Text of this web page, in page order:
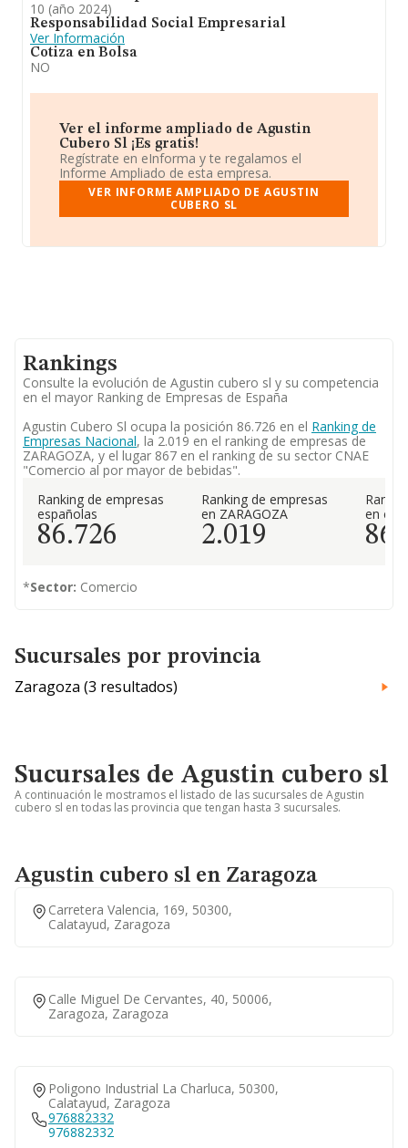
10 (año 2024)
Responsabilidad Social Empresarial
Ver Información
Cotiza en Bolsa
NO
Ver el informe ampliado de Agustin
Cubero Sl ¡Es gratis!
Regístrate en eInforma y te regalamos el
Informe Ampliado de esta empresa.
VER INFORME AMPLIADO DE AGUSTIN
CUBERO SL
Rankings
Consulte la evolución de Agustin cubero sl y su competencia
en el mayor Ranking de Empresas de España
Agustin Cubero Sl ocupa la posición 86.726 en el Ranking de
Empresas Nacional, la 2.019 en el ranking de empresas de
ZARAGOZA, y el lugar 867 en el ranking de su sector CNAE
"Comercio al por mayor de bebidas".
Ranking de empresas
españolas
86.726
Ranking de empresas
en ZARAGOZA
2.019
en el
867
*Sector: Comercio
Sucursales por provincia
Zaragoza (3 resultados)
Sucursales de Agustin cubero sl
A continuación le mostramos el listado de las sucursales de Agustin
cubero sl en todas las provincia que tengan hasta 3 sucursales.
Agustin cubero sl en Zaragoza
Carretera Valencia, 169, 50300,
Calatayud, Zaragoza
Calle Miguel De Cervantes, 40, 50006,
Zaragoza, Zaragoza
Poligono Industrial La Charluca, 50300,
Calatayud, Zaragoza
976882332
976882332